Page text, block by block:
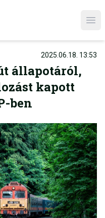
2025.06.18. 13:53
állapotáról,
kapott
ben